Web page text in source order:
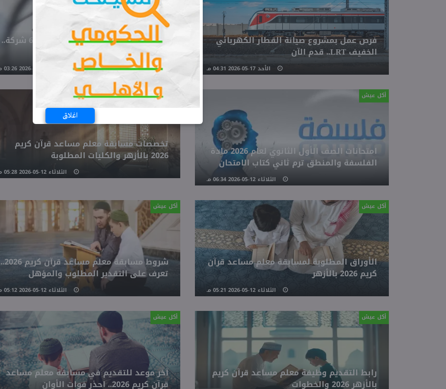
اغلاق
فرص عمل بمشروع صيانة القطار الكهربائي
الخفيف LRT.. قدم الآن
الأحد 17-05-2026 04:31 مـ
فرص عمل في القطاع الخاص داخل 66 شركة..
قدم الآن
أكل عيش
امتحانات الصف الأول الثانوي لعام 2026 مادة
الفلسفة والمنطق ترم ثاني كتاب الامتحان
الثلاثاء 12-05-2026 06:34 مـ
أكل عيش
تخصصات مسابقة معلم مساعد قرآن كريم
2026 بالأزهر والكليات المطلوبة
الثلاثاء 12-05-2026 05:28 مـ
أكل عيش
الأوراق المطلوبة لمسابقة معلم مساعد قرآن
كريم 2026 بالأزهر
الثلاثاء 12-05-2026 05:21 مـ
أكل عيش
شروط مسابقة معلم مساعد قرآن كريم 2026..
تعرف على التقدير المطلوب والمؤهل
الثلاثاء 12-05-2026 05:12 مـ
أكل عيش
رابط التقديم وظيفة معلم مساعد قرآن كريم
بالأزهر 2026 والخطوات
أكل عيش
آخر موعد للتقديم في مسابقة معلم مساعد
قرآن كريم 2026.. احذر فوات الأوان